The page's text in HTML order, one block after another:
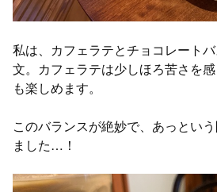
私は、カフェラテとチョコレート
文。カフェラテは少しほろ苦さを
も楽しめます。
このバランスが絶妙で、あっとい
ました…！